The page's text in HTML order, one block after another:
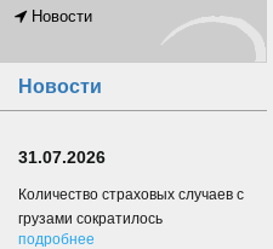
Новости
Новости
31.07.2026
Количество страховых случаев с
грузами сократилось
подробнее